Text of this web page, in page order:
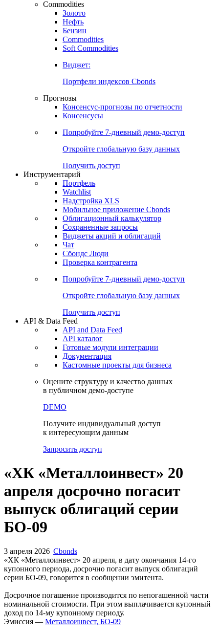
Commodities
Золото
Нефть
Бензин
Commodities
Soft Commodities
Виджет:
Портфели индексов Cbonds
Прогнозы
Консенсус-прогнозы по отчетности
Консенсусы
Попробуйте 7-дневный демо-доступ
Откройте глобальную базу данных
Получить доступ
Инструментарий
Портфель
Watchlist
Надстройка XLS
Мобильное приложение Cbonds
Облигационный калькулятор
Сохраненные запросы
Виджеты акций и облигаций
Чат
Сбондс Люди
Проверка контрагента
Попробуйте 7-дневный демо-доступ
Откройте глобальную базу данных
Получить доступ
API & Data Feed
API and Data Feed
API каталог
Готовые модули интеграции
Документация
Кастомные проекты для бизнеса
Оцените структуру и качество данных
в публичном демо-доступе
DEMO
Получите индивидуальный доступ
к интересующим данным
Запросить доступ
«ХК «Металлоинвест» 20
апреля досрочно погасит
выпуск облигаций серии
БО-09
3 апреля 2026 Cbonds
«ХК «Металлоинвест» 20 апреля, в дату окончания 14-го
купонного периода, досрочно погасит выпуск облигаций
серии БО-09, говорится в сообщении эмитента.
Досрочное погашение производится по непогашенной части
номинальной стоимости. При этом выплачивается купонный
доход по 14-му купонному периоду.
Эмиссия — Металлоинвест, БО-09